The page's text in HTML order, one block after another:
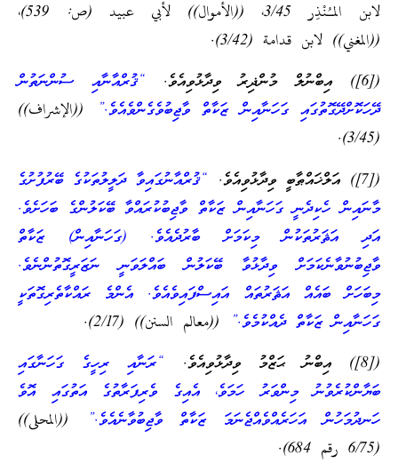
لابن المـُنْذِر 3/45، ((الأموال)) لأبي عبيد (ص: 539)،
((المغني)) لابن قدامة (3/42).
([6]) އިބްނުލް މުންޛިރު ވިދާޅުވިއެވެ.
“ޤުރްއާނާއި ސުންނަތުން
ދޭހަކޮށްދޭގޮތުގައި ގަހަނާއިން ޒަކާތް ވާޖިބުވެގެންވެއެވެ.”
((الإشراف))
(3/45).
([7]) އަލްޚައްޠާބީ ވިދާޅުވިއެވެ.
“ޤުރްއާނުގައިވާ ދަލީލުތަކުގެ ބޭރުފުށުގެ
މާނައިން ހެކިދެނީ ގަހަނާއިން ޒަކާތް ވާޖިބުކުރައްވާ ބޭކަލުންގެ ބަހަށެވެ.
އަދި އަޘަރުތަކުން މިކަމަށް ބާރުދެއެވެ. (ގަހަނާއިން) ޒަކާތް
ވާޖިބުނުވާނެކަމަށް ވިދާޅުވާ ބޭކަލުން ބައްލަވަނީ ނަޒަރީގޮތުންނެވެ.
މިބަހަށް ބައެއް އަޘަރުތައް އައިސްފައިވެއެވެ. އެންމެ ރައްކާތެރިގޮތަކީ
ގަހަނާއިން ޒަކާތް ދެއްކުމެވެ.” ((معالم السنن)) (2/17).
([8]) އިބްނު ޙަޒްމު ވިދާޅުވިއެވެ.
“ރަނާއި ރިހީގެ ގަހަނާގައި
ބަޔާންކުރެވުނު މިންވަރު ހަމަވެ، އެއިގެ ވެރިފަރާތުގެ އަތުގައި އޮވެ
ހަނދުމަހުން އަހަރެއްވެއްޖެނަމަ ޒަކާތް ވާޖިބުވާނެއެވެ.”
((المحلى))
(6/75 رقم 684).